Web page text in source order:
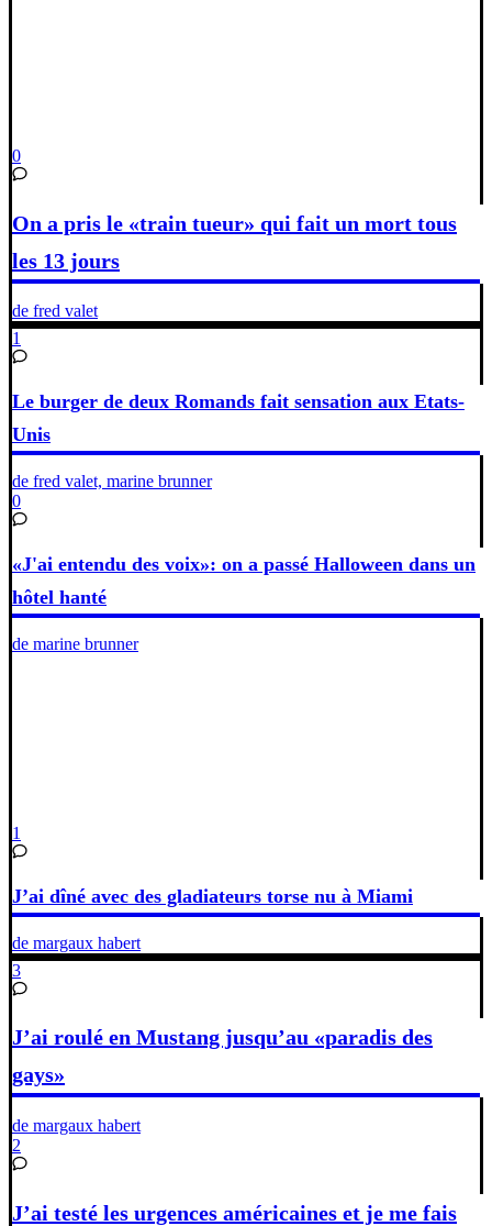
0
On a pris le «train tueur» qui fait un mort tous
les 13 jours
de fred valet
1
Le burger de deux Romands fait sensation aux Etats-
Unis
de fred valet, marine brunner
0
«J'ai entendu des voix»: on a passé Halloween dans un
hôtel hanté
de marine brunner
1
J’ai dîné avec des gladiateurs torse nu à Miami
de margaux habert
3
J’ai roulé en Mustang jusqu’au «paradis des
gays»
de margaux habert
2
J’ai testé les urgences américaines et je me fais